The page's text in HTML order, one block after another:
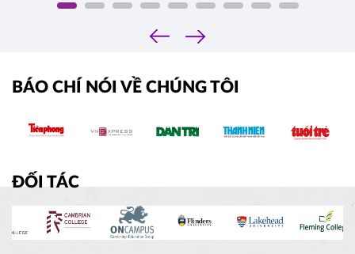
‹
›
BÁO CHÍ NÓI VỀ CHÚNG TÔI
ĐỐI TÁC